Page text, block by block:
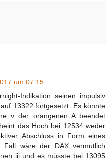
um 07:15
Indikation seinen impulsiv
13322 fortgesetzt. Es könnte
v der orangenen A beendet
das Hoch bei 12534 weder
Abschluss in Form eines
Fall wäre der DAX vermutlich
iii und es müsste bei 13095